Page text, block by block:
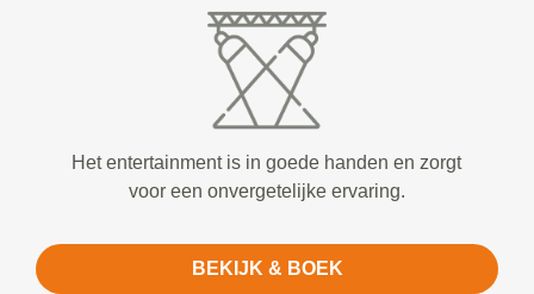
Het entertainment is in goede handen en zorgt
voor een onvergetelijke ervaring.
BEKIJK & BOEK